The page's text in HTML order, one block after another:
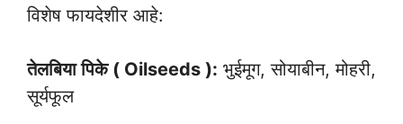
विशेष फायदेशीर आहे:
तेलबिया पिके ( Oilseeds ): भुईमूग, सोयाबीन, मोहरी,
सूर्यफूल